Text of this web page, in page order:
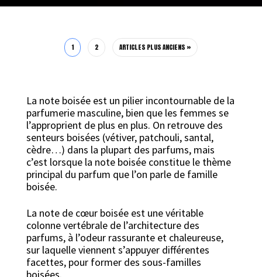
1 2 ARTICLES PLUS ANCIENS »
La note boisée est un pilier incontournable de la
parfumerie masculine, bien que les femmes se
l’approprient de plus en plus. On retrouve des
senteurs boisées (vétiver, patchouli, santal,
cèdre…) dans la plupart des parfums, mais
c’est lorsque la note boisée constitue le thème
principal du parfum que l’on parle de famille
boisée.
La note de cœur boisée est une véritable
colonne vertébrale de l’architecture des
parfums, à l’odeur rassurante et chaleureuse,
sur laquelle viennent s’appuyer différentes
facettes, pour former des sous-familles